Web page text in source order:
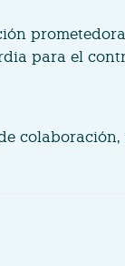
para el